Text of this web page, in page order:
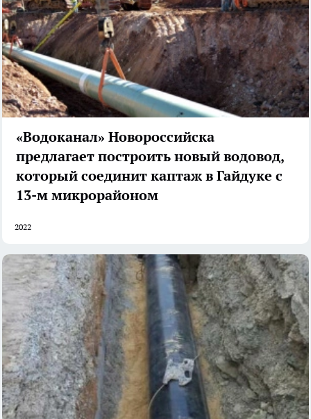
«Водоканал» Новороссийска
предлагает построить новый водовод,
который соединит каптаж в Гайдуке с
13-м микрорайоном
2022